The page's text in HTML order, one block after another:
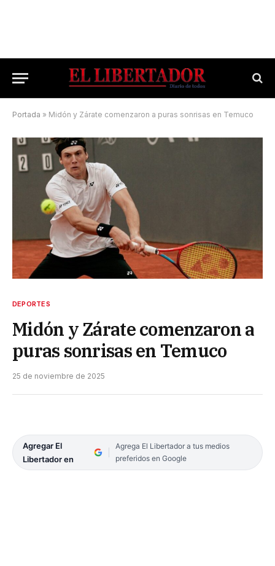
Portada » Midón y Zárate comenzaron a puras sonrisas en Temuco
DEPORTES
Midón y Zárate comenzaron a
puras sonrisas en Temuco
25 de noviembre de 2025
Agregar El
Libertador en
Agrega El Libertador a tus medios
preferidos en Google